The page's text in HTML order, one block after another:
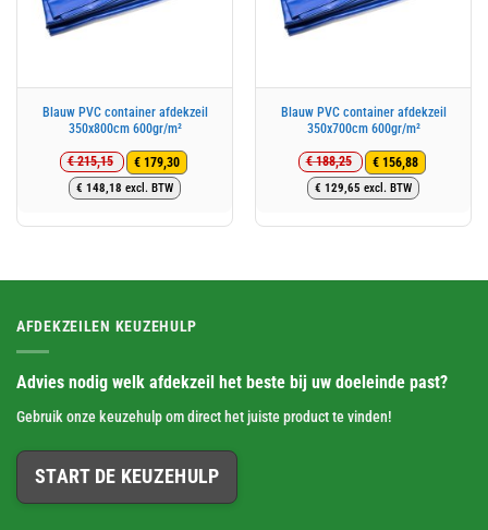
Blauw PVC container afdekzeil
350x800cm 600gr/m²
€215,15
Oorspronkelijke
prijs
€ 215,15.
€ 179,30
Huidige
prijs
€ 179,30.
€ 148,18 excl. BTW
Blauw PVC container afdekzeil
350x700cm 600gr/m²
€188,25
Oorspronkelijke
prijs
€ 188,25.
€ 156,88
Huidige
prijs
€ 156,88.
€ 129,65 excl. BTW
AFDEKZEILEN KEUZEHULP
Advies nodig welk afdekzeil het beste bij uw doeleinde past?
Gebruik onze keuzehulp om direct het juiste product te vinden!
START DE KEUZEHULP